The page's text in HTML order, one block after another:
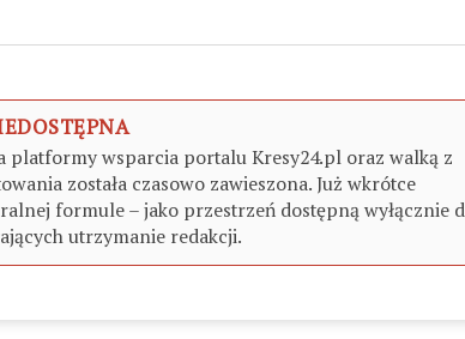
wsparcia portalu Kresy24.pl oraz walką z
została czasowo zawieszona. Już wkrótce
formule – jako przestrzeń dostępną wyłącznie
utrzymanie redakcji.